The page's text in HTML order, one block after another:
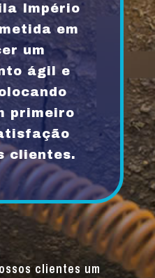
Império
em
um
ágil e
primeiro
clientes.
clientes um